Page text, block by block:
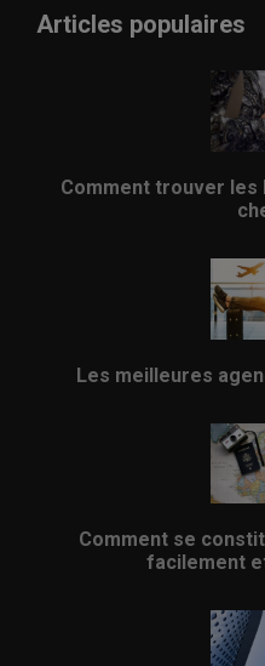
Articles populaires
Comment trouver les
Les meilleures
Comment se
facilement